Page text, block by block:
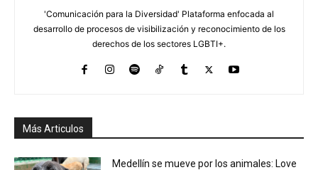
'Comunicación para la Diversidad' Plataforma enfocada al
desarrollo de procesos de visibilización y reconocimiento de los
derechos de los sectores LGBTI+.
Más Articulos
Medellín se mueve por los animales: Love